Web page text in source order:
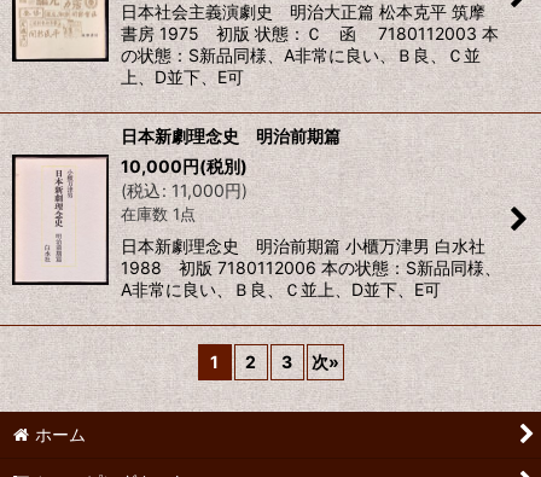
日本社会主義演劇史 明治大正篇 松本克平 筑摩
書房 1975 初版 状態：Ｃ 函 7180112003 本
の状態：S新品同様、A非常に良い、Ｂ良、Ｃ並
上、D並下、E可
日本新劇理念史 明治前期篇
10,000円(税別)
(税込: 11,000円)
在庫数 1点
日本新劇理念史 明治前期篇 小櫃万津男 白水社
1988 初版 7180112006 本の状態：S新品同様、
A非常に良い、Ｂ良、Ｃ並上、D並下、E可
1 2 3 次»
ホーム